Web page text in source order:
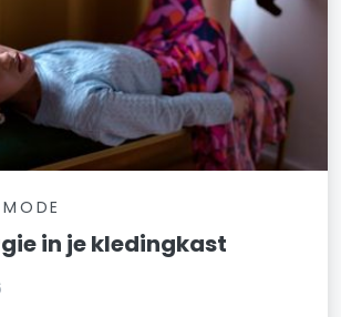
in je kledingkast